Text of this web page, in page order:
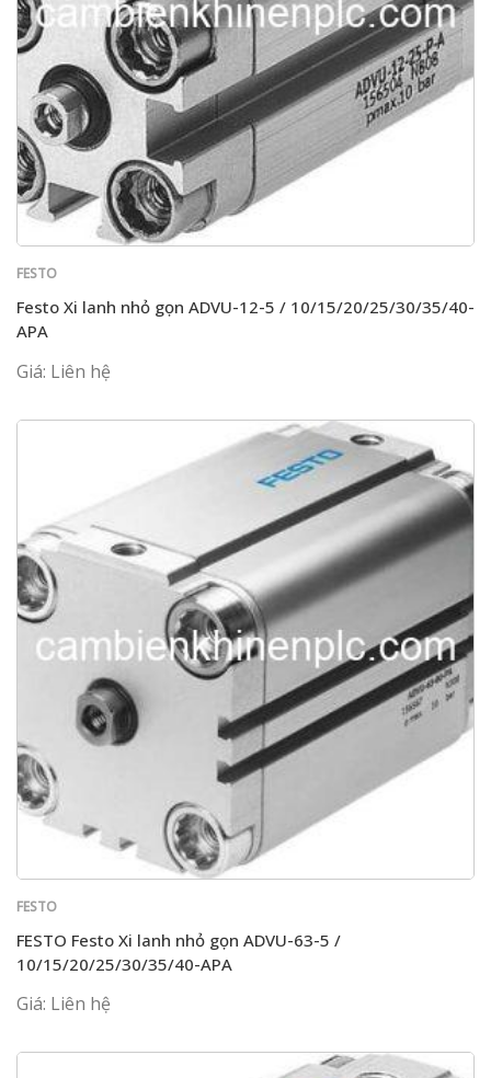
FESTO
Festo Xi lanh nhỏ gọn ADVU-12-5 / 10/15/20/25/30/35/40-
APA
Giá: Liên hệ
FESTO
FESTO Festo Xi lanh nhỏ gọn ADVU-63-5 /
10/15/20/25/30/35/40-APA
Giá: Liên hệ